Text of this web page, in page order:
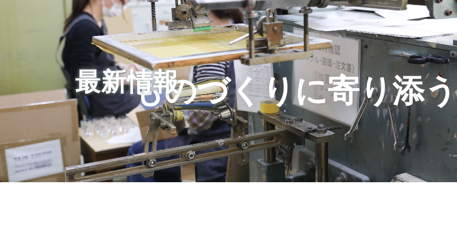
ものづくりに寄り添
最新情報